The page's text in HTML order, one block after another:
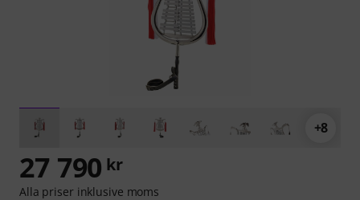
+8
27 790 kr
Alla priser inklusive moms